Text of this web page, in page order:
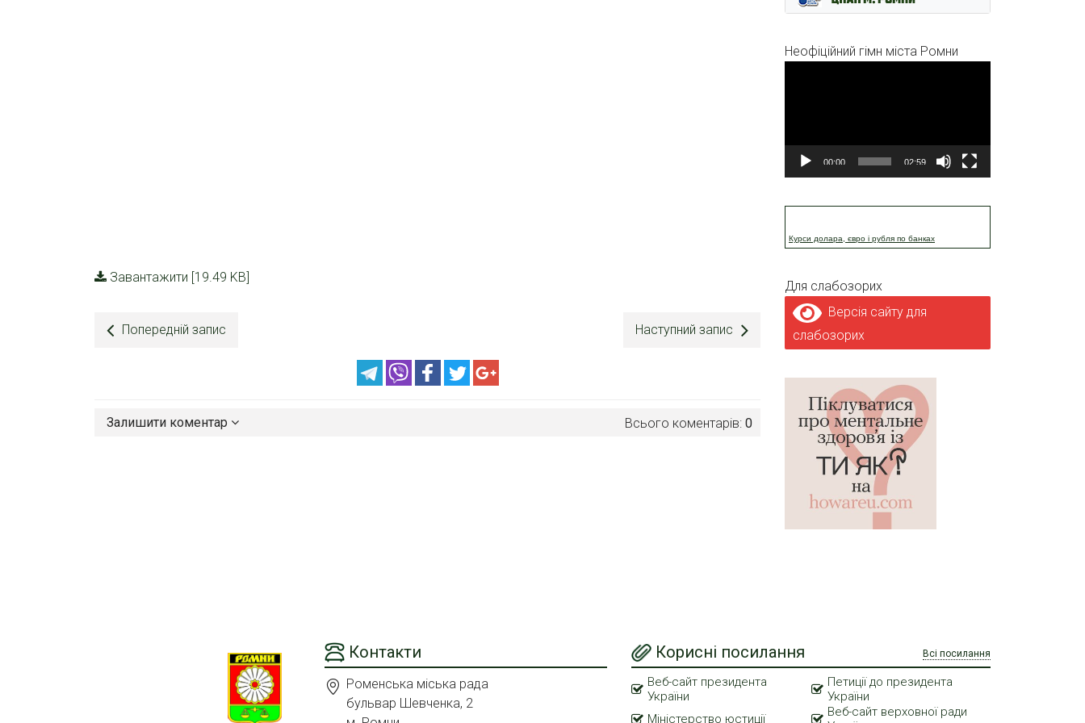
Завантажити [19.49 KB]
Попередній запис Наступний запис
Всього коментарів: 0
Залишити коментар
Неофіційний гімн міста Ромни
00:00 02:59
Курси долара, євро і рубля по банках
Для слабозорих
Версія сайту для
слабозорих
Контакти
Роменська міська рада
бульвар Шевченка, 2
Корисні посилання Всі посилання
Веб-сайт президента
України
Петиції до президента
України
Міністерство юстиції
Веб-сайт верховної ради